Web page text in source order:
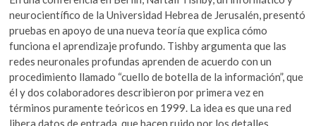
neurocientífico de la Universidad Hebrea de Jerusalén, presentó
pruebas en apoyo de una nueva teoría que explica cómo
funciona el aprendizaje profundo. Tishby argumenta que las
redes neuronales profundas aprenden de acuerdo con un
procedimiento llamado “cuello de botella de la información”, que
él y dos colaboradores describieron por primera vez en
términos puramente teóricos en 1999. La idea es que una red
libera datos de entrada, que hacen ruido por los detalles